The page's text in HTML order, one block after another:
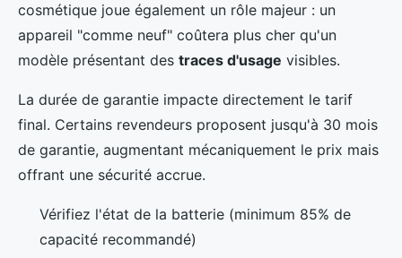
cosmétique joue également un rôle majeur : un
appareil "comme neuf" coûtera plus cher qu'un
modèle présentant des traces d'usage visibles.
La durée de garantie impacte directement le tarif
final. Certains revendeurs proposent jusqu'à 30 mois
de garantie, augmentant mécaniquement le prix mais
offrant une sécurité accrue.
Vérifiez l'état de la batterie (minimum 85% de
capacité recommandé)